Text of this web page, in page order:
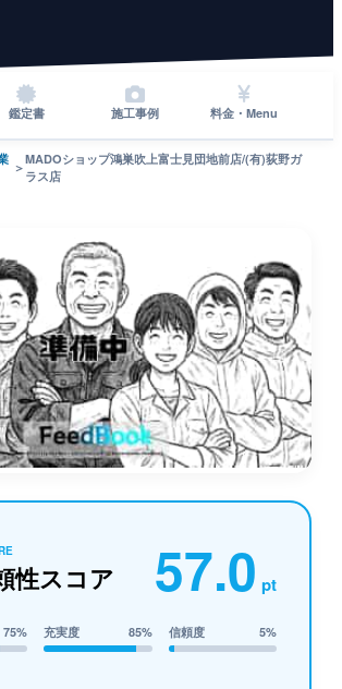
鑑定書 施工事例 料金・Menu
＞
MADOショップ鴻巣吹上富士見団地前店/(有)荻野ガ
ラス店
性スコア 57.0 pt
75% 充実度 85% 信頼度 5%